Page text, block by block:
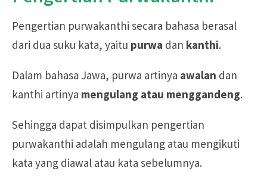
Pengertian purwakanthi secara bahasa berasal
dari dua suku kata, yaitu purwa dan kanthi.
Dalam bahasa Jawa, purwa artinya awalan dan
kanthi artinya mengulang atau menggandeng.
Sehingga dapat disimpulkan pengertian
purwakanthi adalah mengulang atau mengikuti
kata yang diawal atau kata sebelumnya.